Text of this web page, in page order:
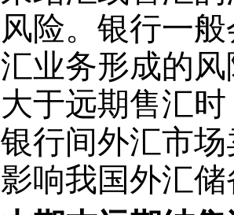
风险。银行一
汇业务形成的
大于远期售汇
银行间外汇市
影响我国外汇